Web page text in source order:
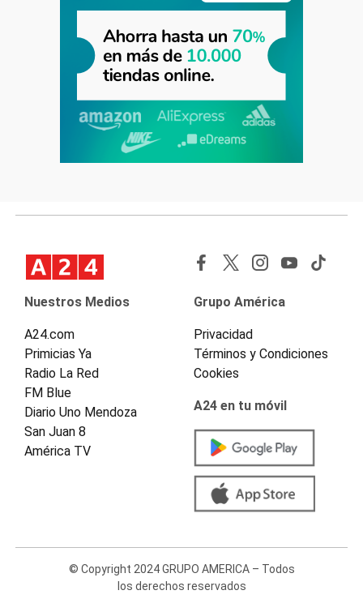
Nuestros Medios
A24.com
Primicias Ya
Radio La Red
FM Blue
Diario Uno Mendoza
San Juan 8
América TV
Grupo América
Privacidad
Términos y Condiciones
Cookies
A24 en tu móvil
© Copyright 2024 GRUPO AMERICA – Todos
los derechos reservados